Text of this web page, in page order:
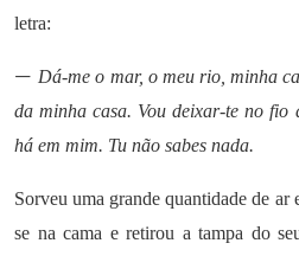
letra:
—Dá-me o mar, o meu rio, minha
da minha casa. Vou deixar-te no fio
há em mim. Tu não sabes nada.
Sorveu uma grande quantidade de ar
se na cama e retirou a tampa do